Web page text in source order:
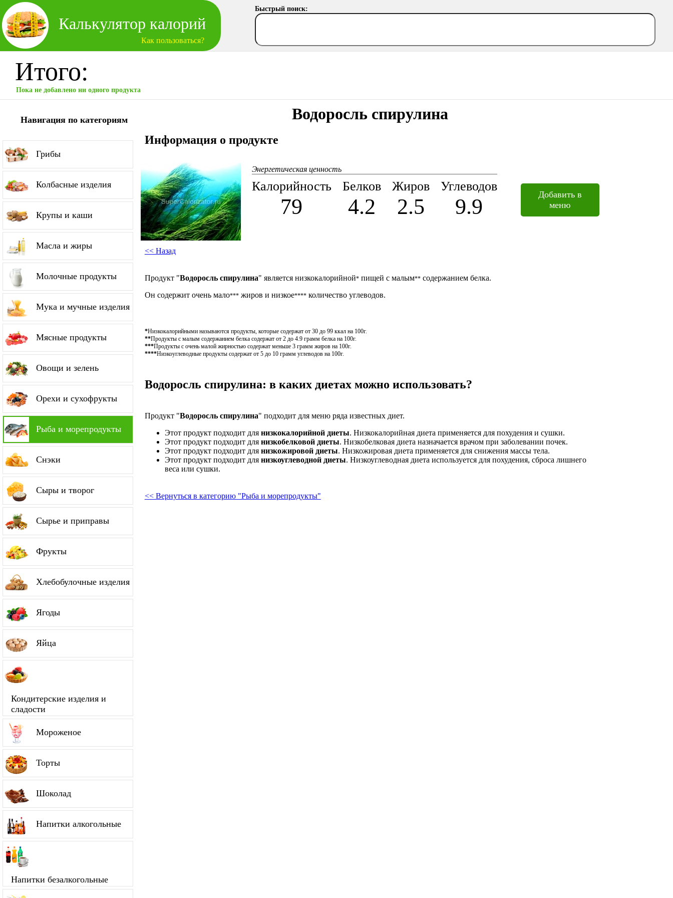
Калькулятор калорий
Как пользоваться?
Быстрый поиск:
Итого:
Пока не добавлено ни одного продукта
Навигация по категориям
Грибы
Колбасные изделия
Крупы и каши
Масла и жиры
Молочные продукты
Мука и мучные изделия
Мясные продукты
Овощи и зелень
Орехи и сухофрукты
Рыба и морепродукты
Снэки
Сыры и творог
Сырье и приправы
Фрукты
Хлебобулочные изделия
Ягоды
Яйца
Кондитерские изделия и
сладости
Мороженое
Торты
Шоколад
Напитки алкогольные
Напитки безалкогольные
Водоросль спирулина
Информация о продукте
Калорийность
Энергетическая ценность
79
Белков
4.2
Жиров
2.5
Углеводов
9.9
Добавить в
меню
<< Назад
Продукт "Водоросль спирулина" является низкокалорийной*пищей с малым**содержанием белка.
Он содержит очень мало***жиров и низкое****количество углеводов.
*Низкокалорийными называются продукты, которые содержат от 30 до 99 ккал на 100г.
**Продукты с малым содержанием белка содержат от 2 до 4.9 грамм белка на 100г.
***Продукты с очень малой жирностью содержат меньше 3 грамм жиров на 100г.
****Низкоуглеводные продукты содержат от 5 до 10 грамм углеводов на 100г.
Водоросль спирулина: в каких диетах можно использовать?
Продукт "Водоросль спирулина" подходит для меню ряда известных диет.
Этот продукт подходит для низкокалорийной диеты. Низкокалорийная диета применяется для похудения и сушки.
Этот продукт подходит для низкобелковой диеты. Низкобелковая диета назначается врачом при заболевании почек.
Этот продукт подходит для низкожировой диеты. Низкожировая диета применяется для снижения массы тела.
Этот продукт подходит для низкоуглеводной диеты. Низкоуглеводная диета используется для похудения, сброса лишнего
веса или сушки.
<< Вернуться в категорию "Рыба и морепродукты"